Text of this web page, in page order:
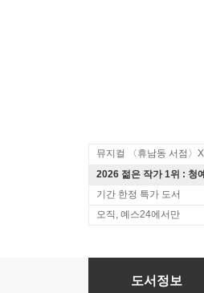
2026 젊은 작가 1위 : 청예
기간 한정 특가 도서
오직, 예스24에서만
모방범 세트
도서정보